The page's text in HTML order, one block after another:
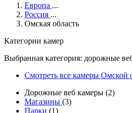
Европа ...
Россия ...
Омская область
Категории камер
Выбранная категория: дорожные
Смотреть все камеры Омской
Дорожные веб камеры (2)
Магазины (3)
Парки (1)